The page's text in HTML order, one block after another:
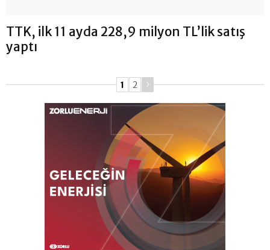
TTK, ilk 11 ayda 228,9 milyon TL’lik satış
yaptı
1 2